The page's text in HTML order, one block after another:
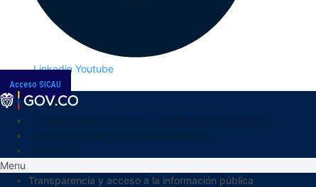
Linkedin Youtube
Acceso SICAU
Menu
Transparencia y acceso a la información pública